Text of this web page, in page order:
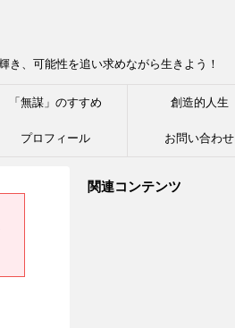
、可能性を追い求めながら生きよう！
「無謀」のすすめ 創造的人生
プロフィール お問い合わせ
関連コンテンツ